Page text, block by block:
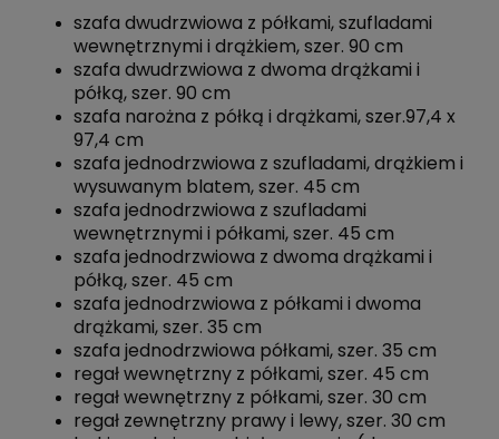
szafa dwudrzwiowa z półkami, szufladami
wewnętrznymi i drążkiem, szer. 90 cm
szafa dwudrzwiowa z dwoma drążkami i
półką, szer. 90 cm
szafa narożna z półką i drążkami, szer.97,4 x
97,4 cm
szafa jednodrzwiowa z szufladami, drążkiem i
wysuwanym blatem, szer. 45 cm
szafa jednodrzwiowa z szufladami
wewnętrznymi i półkami, szer. 45 cm
szafa jednodrzwiowa z dwoma drążkami i
półką, szer. 45 cm
szafa jednodrzwiowa z półkami i dwoma
drążkami, szer. 35 cm
szafa jednodrzwiowa półkami, szer. 35 cm
regał wewnętrzny z półkami, szer. 45 cm
regał wewnętrzny z półkami, szer. 30 cm
regał zewnętrzny prawy i lewy, szer. 30 cm